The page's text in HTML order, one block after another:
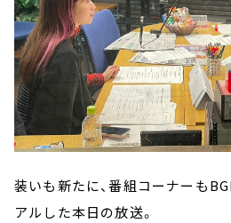
装いも新たに、番組コーナーも
アルした本日の放送。